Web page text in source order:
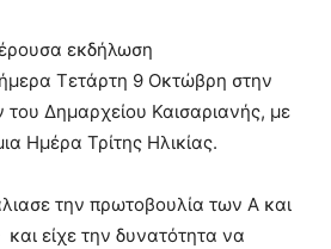
εκδήλωση
Τετάρτη 9 Οκτώβρη στην
Δημαρχείου Καισαριανής, με
Ημέρα Τρίτης Ηλικίας.
την πρωτοβουλία των Α και
είχε την δυνατότητα να